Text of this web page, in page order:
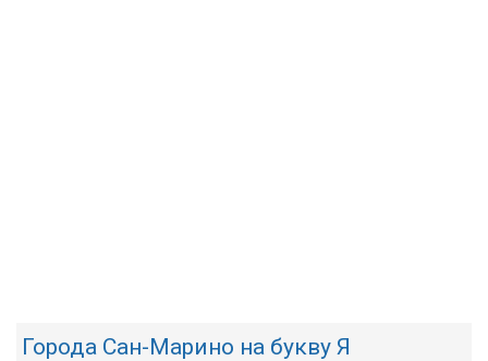
Города Сан-Марино на букву Я